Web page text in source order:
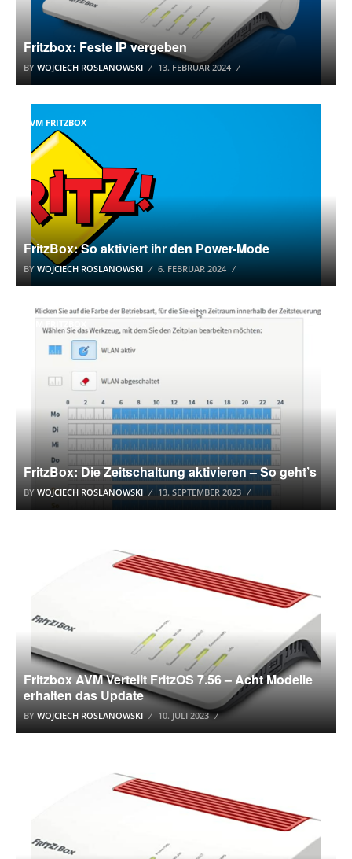
Fritzbox: Feste IP vergeben
BY WOJCIECH ROSLANOWSKI 13. FEBRUAR 2024
AVM FRITZBOX
FritzBox: So aktiviert ihr den Power-Mode
BY WOJCIECH ROSLANOWSKI 6. FEBRUAR 2024
AVM FRITZBOX
FritzBox: Die Zeitschaltung aktivieren – So geht’s
BY WOJCIECH ROSLANOWSKI 13. SEPTEMBER 2023
Fritzbox AVM Verteilt FritzOS 7.56 – Acht Modelle
erhalten das Update
BY WOJCIECH ROSLANOWSKI 10. JULI 2023